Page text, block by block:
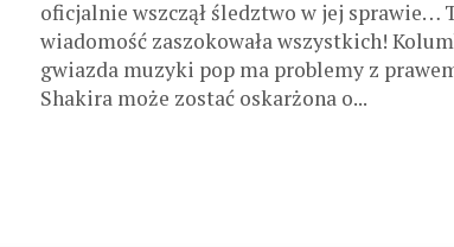
oficjalnie wszczął śledztwo w jej sprawie…
wiadomość zaszokowała wszystkich!
gwiazda muzyki pop ma problemy z
Shakira może zostać oskarżona o...